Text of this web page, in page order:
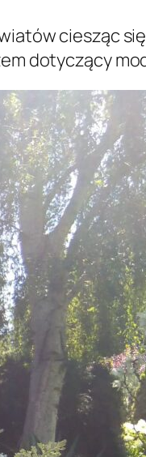
ciesząc
dotyczący